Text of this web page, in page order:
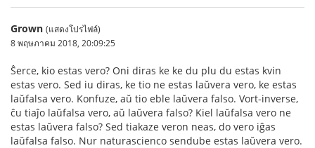
Grown (แสดงโปรไฟล์)
8 พฤษภาคม 2018, 20:09:25
Ŝerce, kio estas vero? Oni diras ke ke du plu du estas kvin
estas vero. Sed iu diras, ke tio ne estas laŭvera vero, ke estas
laŭfalsa vero. Konfuze, aŭ tio eble laŭvera falso. Vort-inverse,
ĉu tiaĵo laŭfalsa vero, aŭ laŭvera falso? Kiel laŭfalsa vero ne
estas laŭvera falso? Sed tiakaze veron neas, do vero iĝas
laŭfalsa falso. Nur naturascienco sendube estas laŭvera vero.